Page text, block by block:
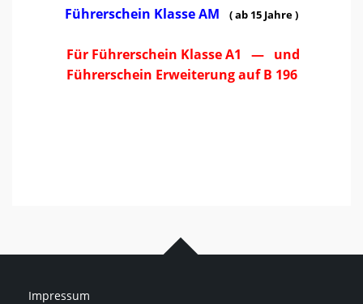
Führerschein Klasse AM
( ab 15 Jahre )
Für Führerschein Klasse A1 — und
Führerschein Erweiterung auf B 196
Impressum